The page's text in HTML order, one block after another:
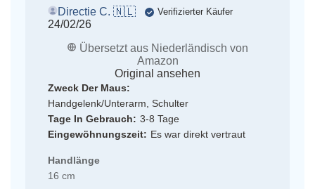
Directie C. 🇳🇱 Verifizierter Käufer
Veröffentlichungsdatum
24/02/26
Übersetzt aus Niederländisch von
Amazon
Original ansehen
Zweck Der Maus:
Handgelenk/Unterarm, Schulter
Tage In Gebrauch: 3-8 Tage
Eingewöhnungszeit: Es war direkt vertraut
Handlänge
16 cm